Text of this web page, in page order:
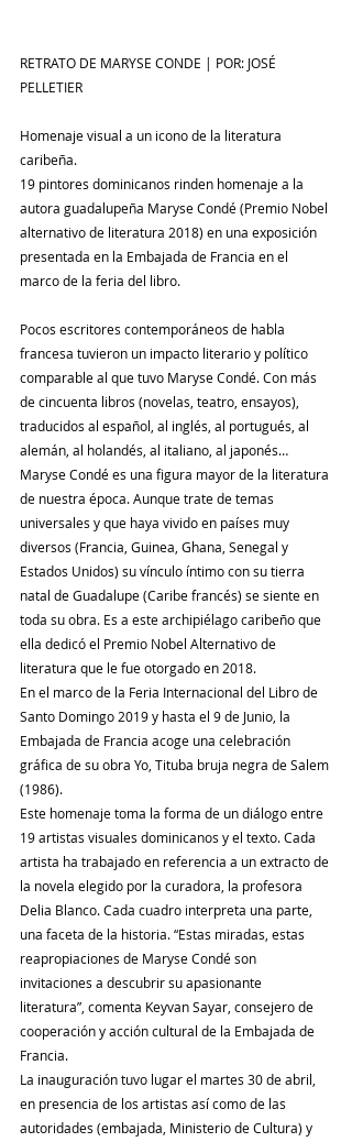
RETRATO DE MARYSE CONDE | POR: JOSÉ
PELLETIER
Homenaje visual a un icono de la literatura
caribeña.
19 pintores dominicanos rinden homenaje a la
autora guadalupeña Maryse Condé (Premio Nobel
alternativo de literatura 2018) en una exposición
presentada en la Embajada de Francia en el
marco de la feria del libro.
Pocos escritores contemporáneos de habla
francesa tuvieron un impacto literario y político
comparable al que tuvo Maryse Condé. Con más
de cincuenta libros (novelas, teatro, ensayos),
traducidos al español, al inglés, al portugués, al
alemán, al holandés, al italiano, al japonés…
Maryse Condé es una figura mayor de la literatura
de nuestra época. Aunque trate de temas
universales y que haya vivido en países muy
diversos (Francia, Guinea, Ghana, Senegal y
Estados Unidos) su vínculo íntimo con su tierra
natal de Guadalupe (Caribe francés) se siente en
toda su obra. Es a este archipiélago caribeño que
ella dedicó el Premio Nobel Alternativo de
literatura que le fue otorgado en 2018.
En el marco de la Feria Internacional del Libro de
Santo Domingo 2019 y hasta el 9 de Junio, la
Embajada de Francia acoge una celebración
gráfica de su obra Yo, Tituba bruja negra de Salem
(1986).
Este homenaje toma la forma de un diálogo entre
19 artistas visuales dominicanos y el texto. Cada
artista ha trabajado en referencia a un extracto de
la novela elegido por la curadora, la profesora
Delia Blanco. Cada cuadro interpreta una parte,
una faceta de la historia. “Estas miradas, estas
reapropiaciones de Maryse Condé son
invitaciones a descubrir su apasionante
literatura”, comenta Keyvan Sayar, consejero de
cooperación y acción cultural de la Embajada de
Francia.
La inauguración tuvo lugar el martes 30 de abril,
en presencia de los artistas así como de las
autoridades (embajada, Ministerio de Cultura) y